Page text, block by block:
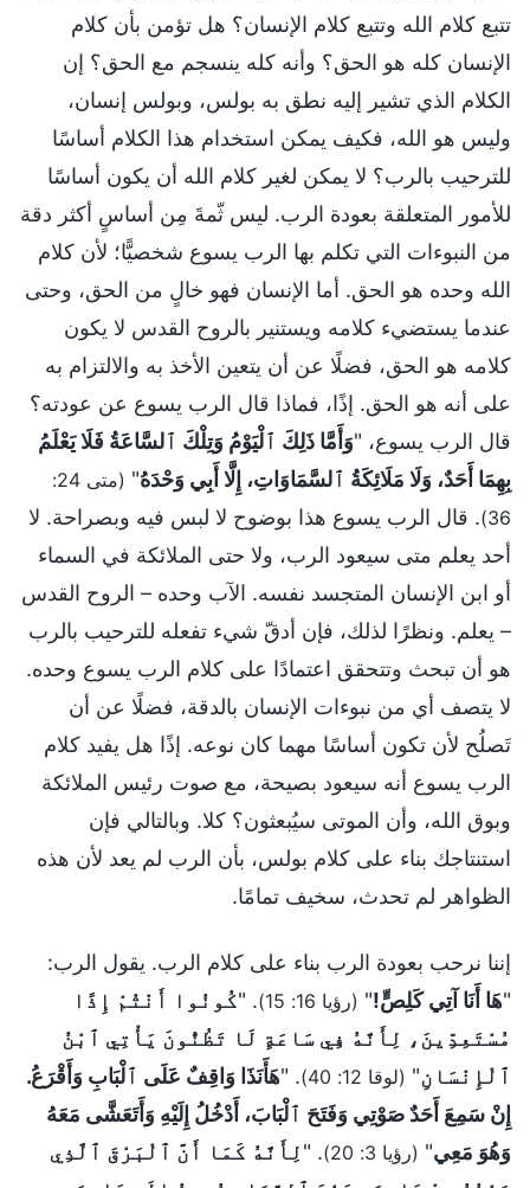
تتبع كلام الله وتتبع كلام الإنسان؟ هل تؤمن بأن كلام
الإنسان كله هو الحق؟ وأنه كله ينسجم مع الحق؟ إن
الكلام الذي تشير إليه نطق به بولس، وبولس إنسان،
وليس هو الله، فكيف يمكن استخدام هذا الكلام أساسًا
للترحيب بالرب؟ لا يمكن لغير كلام الله أن يكون أساسًا
للأمور المتعلقة بعودة الرب. ليس ثّمةَ مِن أساسٍ أكثر دقة
من النبوءات التي تكلم بها الرب يسوع شخصيًّا؛ لأن كلام
الله وحده هو الحق. أما الإنسان فهو خالٍ من الحق، وحتى
عندما يستضيء كلامه ويستنير بالروح القدس لا يكون
كلامه هو الحق، فضلًا عن أن يتعين الأخذ به والالتزام به
على أنه هو الحق. إذًا، فماذا قال الرب يسوع عن عودته؟
قال الرب يسوع، "وَأَمَّا ذَلِكَ ٱلْيَوْمُ وَتِلْكَ ٱلسَّاعَةُ فَلَا يَعْلَمُ
بِهِمَا أَحَدٌ، وَلَا مَلَائِكَةُ ٱلسَّمَاوَاتِ، إِلَّا أَبِي وَحْدَهُ"
(متى 24:
36) . قال الرب يسوع هذا بوضوح لا لبس فيه وبصراحة. لا
أحد يعلم متى سيعود الرب، ولا حتى الملائكة في السماء
أو ابن الإنسان المتجسد نفسه. الآب وحده – الروح القدس
– يعلم. ونظرًا لذلك، فإن أدقّ شيء تفعله للترحيب بالرب
هو أن تبحث وتتحقق اعتمادًا على كلام الرب يسوع وحده.
لا يتصف أي من نبوءات الإنسان بالدقة، فضلًا عن أن
تَصلُح لأن تكون أساسًا مهما كان نوعه. إذًا هل يفيد كلام
الرب يسوع أنه سيعود بصيحة، مع صوت رئيس الملائكة
وبوق الله، وأن الموتى سيُبعثون؟ كلا. وبالتالي فإن
استنتاجك بناء على كلام بولس، بأن الرب لم يعد لأن هذه
الظواهر لم تحدث، سخيف تمامًا.
إننا نرحب بعودة الرب بناء على كلام الرب. يقول الرب:
"هَا أَنَا آتِي كَلِصٍّ!" (رؤيا 16: 15) . "كُونُوا أَنْتُمْ إِذًا
مُسْتَعِدِّينَ، لِأَنَّهُ فِي سَاعَةٍ لَا تَظُنُّونَ يَأْتِي ٱبْنُ
ٱلْإِنْسَانِ" (لوقا 12: 40) . "هَأَنَذَا وَاقِفٌ عَلَى ٱلْبَابِ وَأَقْرَعُ.
إِنْ سَمِعَ أَحَدٌ صَوْتِي وَفَتَحَ ٱلْبَابَ، أَدْخُلُ إِلَيْهِ وَأَتَعَشَّى مَعَهُ
وَهُوَ مَعِي" (رؤيا 3: 20) . "لِأَنَّهُ كَمَا أَنَّ ٱلْبَرْقَ ٱلَّذِي